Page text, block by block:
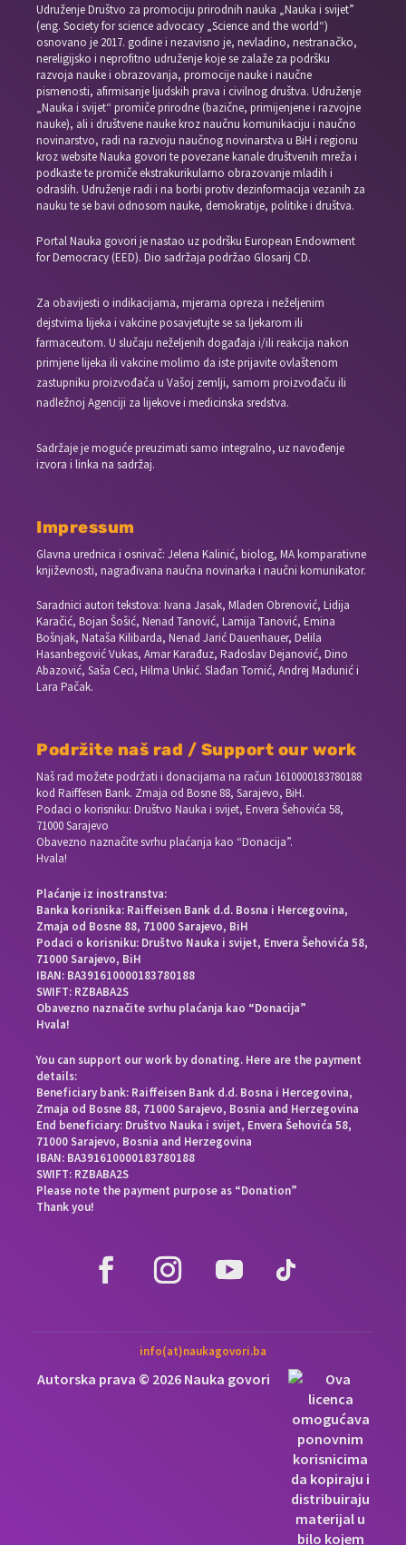
Udruženje Društvo za promociju prirodnih nauka „Nauka i svijet”
(eng. Society for science advocacy „Science and the world“)
osnovano je 2017. godine i nezavisno je, nevladino, nestranačko,
nereligijsko i neprofitno udruženje koje se zalaže za podršku
razvoja nauke i obrazovanja, promocije nauke i naučne
pismenosti, afirmisanje ljudskih prava i civilnog društva. Udruženje
„Nauka i svijet“ promiče prirodne (bazične, primijenjene i razvojne
nauke), ali i društvene nauke kroz naučnu komunikaciju i naučno
novinarstvo, radi na razvoju naučnog novinarstva u BiH i regionu
kroz website Nauka govori te povezane kanale društvenih mreža i
podkaste te promiče ekstrakurikularno obrazovanje mladih i
odraslih. Udruženje radi i na borbi protiv dezinformacija vezanih za
nauku te se bavi odnosom nauke, demokratije, politike i društva.
Portal Nauka govori je nastao uz podršku European Endowment
for Democracy (EED). Dio sadržaja podržao Glosarij CD.
Za obavijesti o indikacijama, mjerama opreza i neželjenim
dejstvima lijeka i vakcine posavjetujte se sa ljekarom ili
farmaceutom. U slučaju neželjenih događaja i/ili reakcija nakon
primjene lijeka ili vakcine molimo da iste prijavite ovlaštenom
zastupniku proizvođača u Vašoj zemlji, samom proizvođaču ili
nadležnoj Agenciji za lijekove i medicinska sredstva.
Sadržaje je moguće preuzimati samo integralno, uz navođenje
izvora i linka na sadržaj.
Impressum
Glavna urednica i osnivač: Jelena Kalinić, biolog, MA komparativne
književnosti, nagrađivana naučna novinarka i naučni komunikator.
Saradnici autori tekstova: Ivana Jasak, Mladen Obrenović, Lidija
Karačić, Bojan Šošić, Nenad Tanović, Lamija Tanović, Emina
Bošnjak, Nataša Kilibarda, Nenad Jarić Dauenhauer, Delila
Hasanbegović Vukas, Amar Karađuz, Radoslav Dejanović, Dino
Abazović, Saša Ceci, Hilma Unkić. Slađan Tomić, Andrej Madunić i
Lara Pačak.
Podržite naš rad / Support our work
Naš rad možete podržati i donacijama na račun 1610000183780188
kod Raiffesen Bank. Zmaja od Bosne 88, Sarajevo, BiH.
Podaci o korisniku: Društvo Nauka i svijet, Envera Šehovića 58,
71000 Sarajevo
Obavezno naznačite svrhu plaćanja kao “Donacija”.
Hvala!
Plaćanje iz inostranstva:
Banka korisnika: Raiffeisen Bank d.d. Bosna i Hercegovina,
Zmaja od Bosne 88, 71000 Sarajevo, BiH
Podaci o korisniku: Društvo Nauka i svijet, Envera Šehovića 58,
71000 Sarajevo, BiH
IBAN: BA391610000183780188
SWIFT: RZBABA2S
Obavezno naznačite svrhu plaćanja kao “Donacija”
Hvala!
You can support our work by donating. Here are the payment
details:
Beneficiary bank: Raiffeisen Bank d.d. Bosna i Hercegovina,
Zmaja od Bosne 88, 71000 Sarajevo, Bosnia and Herzegovina
End beneficiary: Društvo Nauka i svijet, Envera Šehovića 58,
71000 Sarajevo, Bosnia and Herzegovina
IBAN: BA391610000183780188
SWIFT: RZBABA2S
Please note the payment purpose as “Donation”
Thank you!
info(at)naukagovori.ba
Autorska prava © 2026 Nauka govori